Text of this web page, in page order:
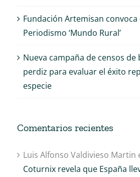
Fundación Artemisan convoca
Periodismo ‘Mundo Rural’
Nueva campaña de censos de
perdiz para evaluar el éxito
especie
Comentarios recientes
Luis Alfonso Valdivieso Martin
Coturnix revela que España